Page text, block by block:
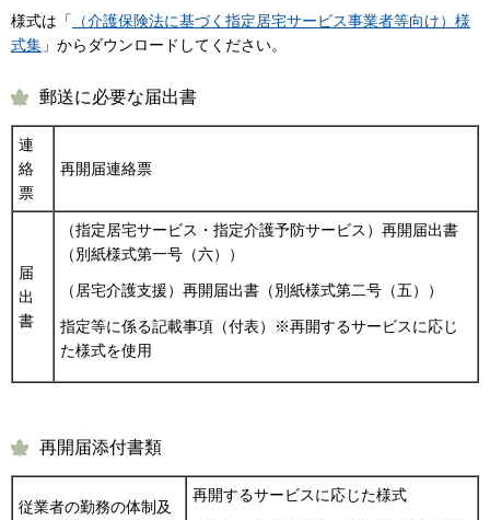
様式は「
（介護保険法に基づく指定居宅サービス事業者等向け）様
式集 」からダウンロードしてください。
郵送に必要な届出書
連
絡
票
再開届連絡票
届
出
書
（指定居宅サービス・指定介護予防サービス）再開届出書
（別紙様式第一号（六））
（居宅介護支援）再開届出書（別紙様式第二号（五））
指定等に係る記載事項（付表）※再開するサービスに応じ
た様式を使用
再開届添付書類
従業者の勤務の体制及
再開するサービスに応じた様式